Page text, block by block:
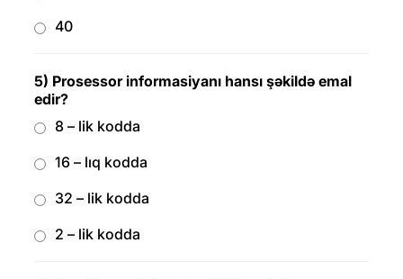
40
5) Prosessor informasiyanı hansı şəkildə emal
edir?
8 – lik kodda
16 – lıq kodda
32 – lik kodda
2 – lik kodda